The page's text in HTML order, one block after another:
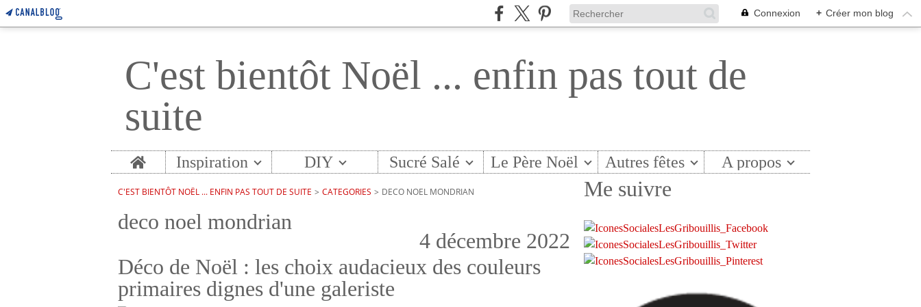
Connexion + Créer mon blog
C'est bientôt Noël ... enfin pas tout de
suite
Home Inspiration DIY Sucré Salé Le Père Noël Autres fêtes A propos
C'EST BIENTÔT NOËL ... ENFIN PAS TOUT DE SUITE > CATEGORIES > DECO NOEL MONDRIAN
deco noel mondrian
4 décembre 2022
Déco de Noël : les choix audacieux des couleurs
primaires dignes d'une galeriste
Me suivre